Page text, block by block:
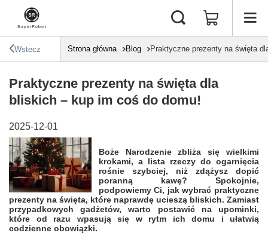
Wstecz Strona główna Blog Praktyczne prezenty na święta
Praktyczne prezenty na święta dla
bliskich – kup im coś do domu!
2025-12-01
Boże Narodzenie zbliża się wielkimi
krokami, a lista rzeczy do ogarnięcia
rośnie szybciej, niż zdążysz dopić
poranną kawę? Spokojnie,
podpowiemy Ci, jak wybrać praktyczne
prezenty na święta, które naprawdę ucieszą bliskich. Zamiast
przypadkowych gadżetów, warto postawić na upominki,
które od razu wpasują się w rytm ich domu i ułatwią
codzienne obowiązki.